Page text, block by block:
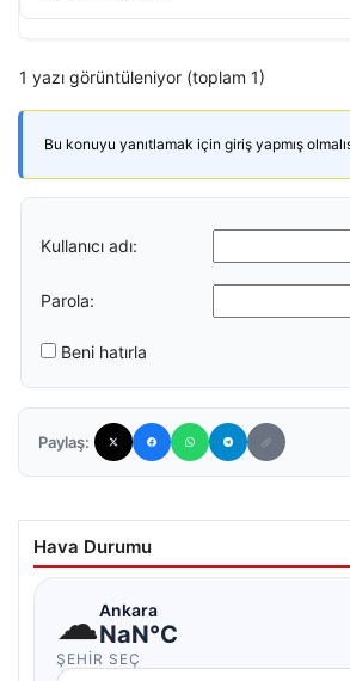
1 yazı görüntüleniyor (toplam 1)
Bu konuyu yanıtlamak için giriş yapmış
Kullanıcı adı:
Parola:
Beni hatırla
Paylaş:
Hava Durumu
☁Ankara
NaN°C
ŞEHIR SEÇ